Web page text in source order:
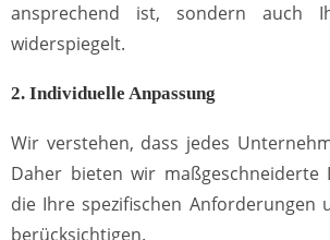
ansprechend ist, sondern auch
widerspiegelt.
2. Individuelle Anpassung
Wir verstehen, dass jedes
Daher bieten wir maßgeschneiderte
die Ihre spezifischen Anforderungen
berücksichtigen.